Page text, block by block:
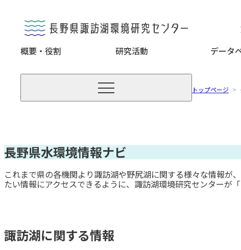
概要・役割
研究活動 データ
 トップページ >
長野県水環境情報ナビ
これまで県の各機関より諏訪湖や野尻湖に関する様々な情報が
たい情報にアクセスできるように、諏訪湖環境研究センターが
諏訪湖に関する情報